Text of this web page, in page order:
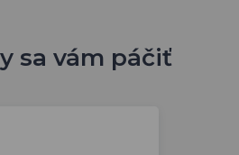
sa vám páčiť